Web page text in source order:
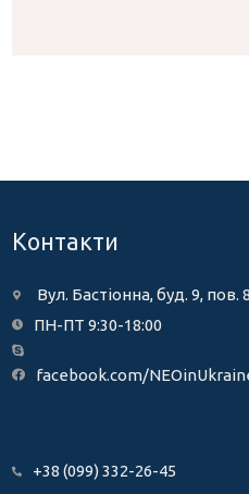
Контакти
Вул. Бастіонна, буд. 9, пов.
ПН-ПТ 9:30-18:00
facebook.com/
+38 (099) 332-26-45